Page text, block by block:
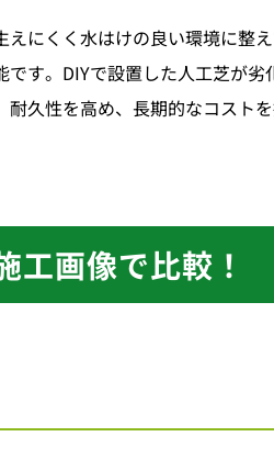
にくく水はけの良い環境に整
す。DIYで設置した人工芝が
久性を高め、長期的なコスト
工画像で比較！